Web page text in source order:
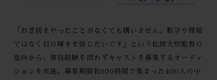
「お芝居をやったことがなくても構いません。数字や理屈
ではなく目の輝きを信じたいです」という松居大悟監督の
意向から、演技経験を問わずキャストを募集するオーディ
ションを実施。募集期間約100時間で集まった400人の中